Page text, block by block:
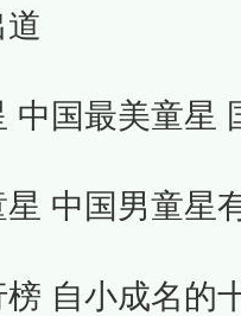
中国最美童星
中国男童星
自小成名的